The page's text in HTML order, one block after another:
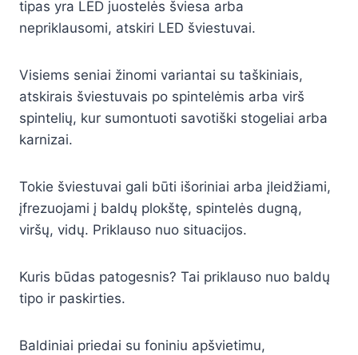
tipas yra LED juostelės šviesa arba
nepriklausomi, atskiri LED šviestuvai.
Visiems seniai žinomi variantai su taškiniais,
atskirais šviestuvais po spintelėmis arba virš
spintelių, kur sumontuoti savotiški stogeliai arba
karnizai.
Tokie šviestuvai gali būti išoriniai arba įleidžiami,
įfrezuojami į baldų plokštę, spintelės dugną,
viršų, vidų. Priklauso nuo situacijos.
Kuris būdas patogesnis? Tai priklauso nuo baldų
tipo ir paskirties.
Baldiniai priedai su foniniu apšvietimu,